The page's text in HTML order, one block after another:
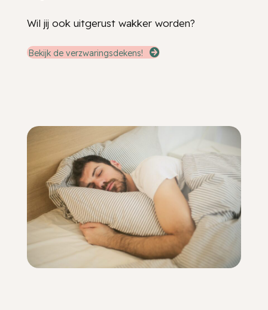
Wil jij ook uitgerust wakker worden?
Bekijk de verzwaringsdekens!